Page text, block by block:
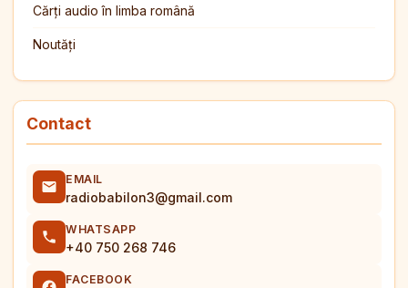
Cărți audio în limba română
Noutăți
Contact
EMAIL
radiobabilon3@gmail.com
WHATSAPP
+40 750 268 746
FACEBOOK